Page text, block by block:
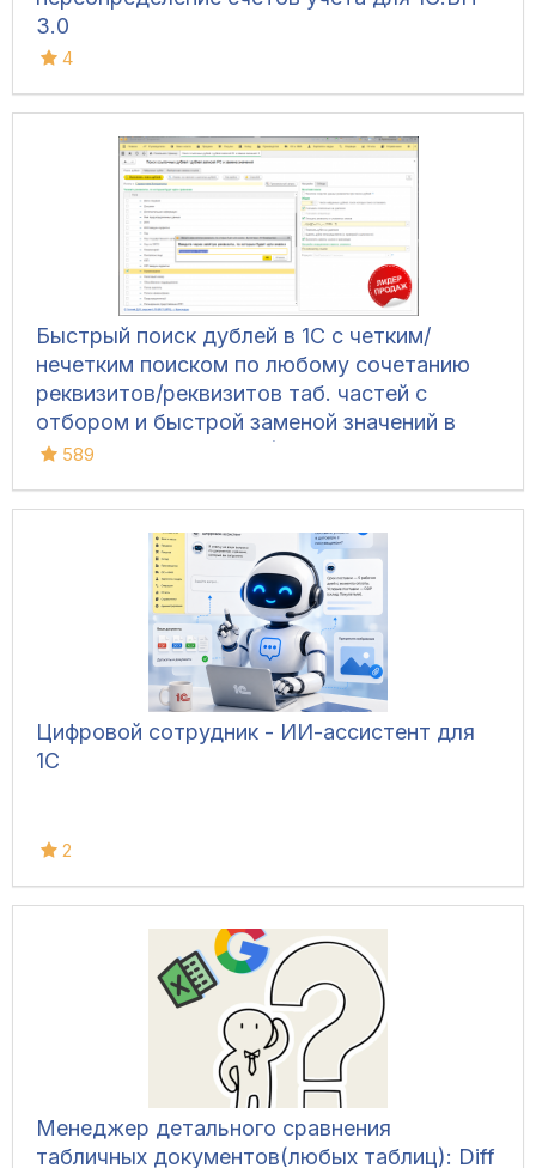
3.0
4
Быстрый поиск дублей в 1С с четким/
нечетким поиском по любому сочетанию
реквизитов/реквизитов таб. частей с
отбором и быстрой заменой значений в
ЛЮБЫХ базах 8.1-8.3 (УТ 10.3, БП 2, ЗУП
ЗУП 3 и т.д.)
589
Цифровой сотрудник - ИИ-ассистент для
1С
2
Менеджер детального сравнения
табличных документов(любых таблиц): Diff